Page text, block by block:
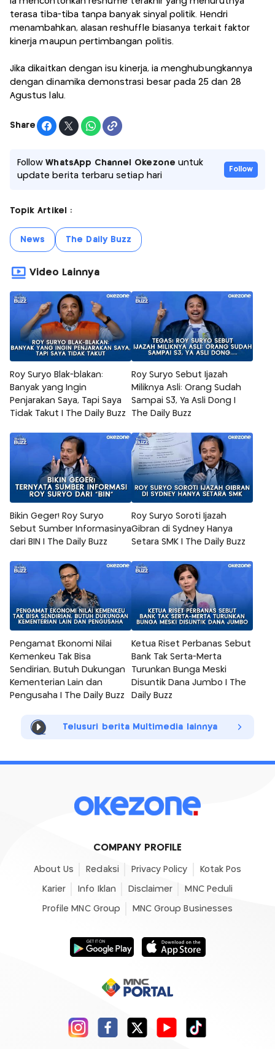
terasa tiba-tiba tanpa banyak sinyal politik. Hendri
menambahkan, alasan reshuffle biasanya terkait faktor
kinerja maupun pertimbangan politis.
Jika dikaitkan dengan isu kinerja, ia menghubungkannya
dengan dinamika demonstrasi besar pada 25 dan 28
Agustus lalu.
Share
FollowWhatsApp Channel Okezone untuk
update berita terbaru setiap hari
Follow
Topik Artikel :
News The Daily Buzz
Video Lainnya
Roy Suryo Blak-blakan:
Banyak yang Ingin
Penjarakan Saya, Tapi Saya
Tidak Takut | The Daily Buzz
Roy Suryo Sebut Ijazah
Miliknya Asli: Orang Sudah
Sampai S3, Ya Asli Dong |
The Daily Buzz
Bikin Geger! Roy Suryo
Sebut Sumber Informasinya
dari BIN | The Daily Buzz
Roy Suryo Soroti Ijazah
Gibran di Sydney Hanya
Setara SMK | The Daily Buzz
Pengamat Ekonomi Nilai
Kemenkeu Tak Bisa
Sendirian, Butuh Dukungan
Kementerian Lain dan
Pengusaha | The Daily Buzz
Ketua Riset Perbanas Sebut
Bank Tak Serta-Merta
Turunkan Bunga Meski
Disuntik Dana Jumbo | The
Daily Buzz
Telusuri berita Multimedia lainnya
COMPANY PROFILE
About Us Redaksi Privacy Policy Kotak Pos
Karier Info Iklan Disclaimer MNC Peduli
Profile MNC Group MNC Group Businesses